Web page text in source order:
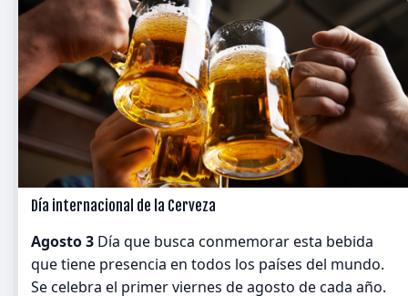
Día internacional de la Cerveza
Agosto 3 Día que busca conmemorar esta bebida
que tiene presencia en todos los países del mundo.
Se celebra el primer viernes de agosto de cada año.